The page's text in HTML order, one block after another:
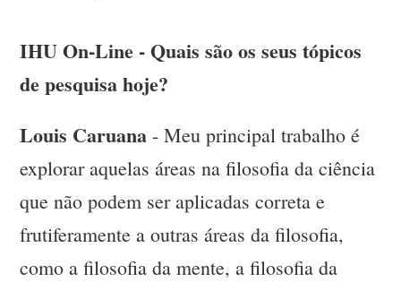
IHU On-Line - Quais são os seus tópicos
de pesquisa hoje?
Louis Caruana - Meu principal trabalho é
explorar aquelas áreas na filosofia da ciência
que não podem ser aplicadas correta e
frutiferamente a outras áreas da filosofia,
como a filosofia da mente, a filosofia da